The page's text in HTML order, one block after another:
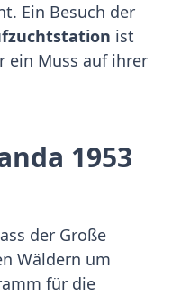
Ein Besuch der
ist
ein Muss auf ihrer
1953
der Große
Wäldern um
für die